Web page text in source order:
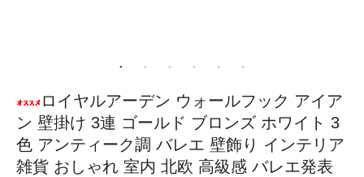
ロイヤルアーデン ウォールフック アイア
ン 壁掛け 3連 ゴールド ブロンズ ホワイト 3
色 アンティーク調 バレエ 壁飾り インテリア
雑貨 おしゃれ 室内 北欧 高級感 バレエ発表